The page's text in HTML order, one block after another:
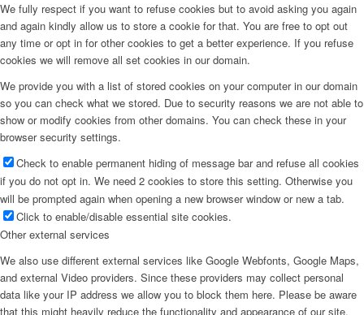
We fully respect if you want to refuse cookies but to avoid asking you again
and again kindly allow us to store a cookie for that. You are free to opt out
any time or opt in for other cookies to get a better experience. If you refuse
cookies we will remove all set cookies in our domain.
We provide you with a list of stored cookies on your computer in our domain
so you can check what we stored. Due to security reasons we are not able to
show or modify cookies from other domains. You can check these in your
browser security settings.
Check to enable permanent hiding of message bar and refuse all cookies
if you do not opt in. We need 2 cookies to store this setting. Otherwise you
will be prompted again when opening a new browser window or new a tab.
Click to enable/disable essential site cookies.
Other external services
We also use different external services like Google Webfonts, Google Maps,
and external Video providers. Since these providers may collect personal
data like your IP address we allow you to block them here. Please be aware
that this might heavily reduce the functionality and appearance of our site.